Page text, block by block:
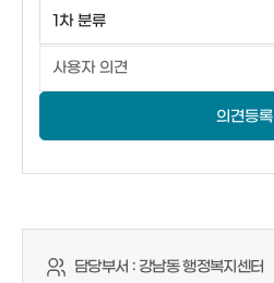
의견등록
담당부서 :강남동 행정복지센터